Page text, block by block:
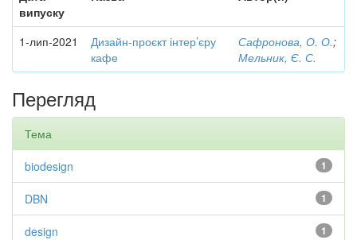
випуску
1-лип-2021
Дизайн-проєкт інтер’єру
кафе
Сафронова, О. О.;
Мельник, Є. С.
Перегляд
Тема
1
biodesign
1
DBN
1
design